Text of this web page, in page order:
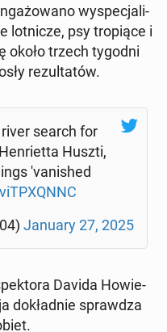
wy­spe­cja­li­
lot­ni­cze, psy tro­pią­ce i
około trzech tygodni
re­zul­ta­tów.
search for
Huszti,
'va­ni­shed
January 27, 2025
Davida Ho­wie­
do­kład­nie spraw­dza